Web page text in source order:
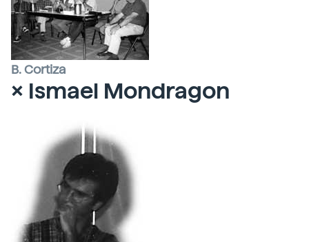
B. Cortiza
× Ismael Mondragon